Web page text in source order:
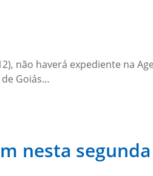
não haverá expediente na
Goiás…
nesta segunda